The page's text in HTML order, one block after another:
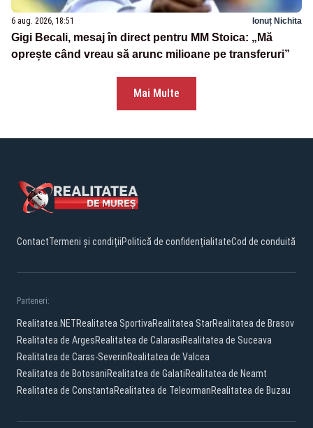
6 aug. 2026, 18:51 Ionuț Nichita
Gigi Becali, mesaj în direct pentru MM Stoica: „Mă
oprește când vreau să arunc milioane pe transferuri”
Mai Multe
ContactTermeni și condițiiPolitică de confidențialitateCod de conduită
Parteneri:
Realitatea.NETRealitatea SportivaRealitatea StarRealitatea de Brasov
Realitatea de ArgesRealitatea de CalarasiRealitatea de Suceava
Realitatea de Caras-SeverinRealitatea de Valcea
Realitatea de BotosaniRealitatea de GalatiRealitatea de Neamt
Realitatea de ConstantaRealitatea de TeleormanRealitatea de Buzau